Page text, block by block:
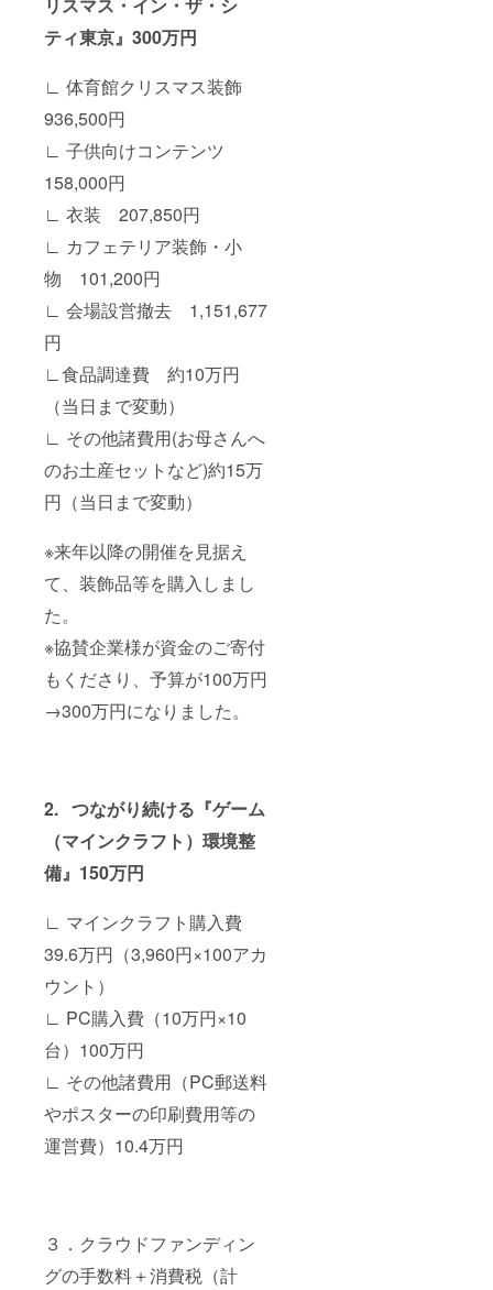
ティ東京』300万円
∟ 体育館クリスマス装飾
936,500円
∟ 子供向けコンテンツ
158,000円
∟ 衣装 207,850円
∟ カフェテリア装飾・小
物 101,200円
∟ 会場設営撤去 1,151,677
円
∟食品調達費 約10万円
（当日まで変動）
∟ その他諸費用(お母さんへ
のお土産セットなど)約15万
円（当日まで変動）
※来年以降の開催を見据え
て、装飾品等を購入しまし
た。
※協賛企業様が資金のご寄付
もくださり、予算が100万円
→300万円になりました。
2. つながり続ける『ゲーム
（マインクラフト）環境整
備』150万円
∟ マインクラフト購入費
39.6万円（3,960円×100アカ
ウント）
∟ PC購入費（10万円×10
台）100万円
∟ その他諸費用（PC郵送料
やポスターの印刷費用等の
運営費）10.4万円
３．クラウドファンディン
グの手数料＋消費税（計